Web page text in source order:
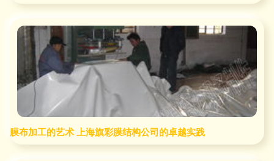
膜布加工的艺术 上海旗彩膜结构公司的卓越实践